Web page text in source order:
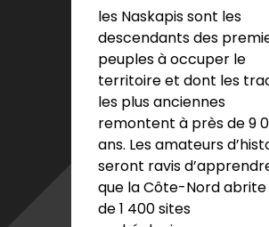
les Naskapis sont les
descendants des
peuples à occuper le
territoire et dont les
les plus anciennes
remontent à près de 9
ans. Les amateurs
seront ravis
que la Côte-Nord abrite
de 1 400 sites